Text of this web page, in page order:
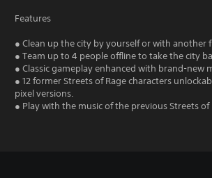
Features
● Clean up the city by yourself or with another
● Team up to 4 people offline to take the city
● Classic gameplay enhanced with brand-new
● 12 former Streets of Rage characters
pixel versions.
● Play with the music of the previous Streets of